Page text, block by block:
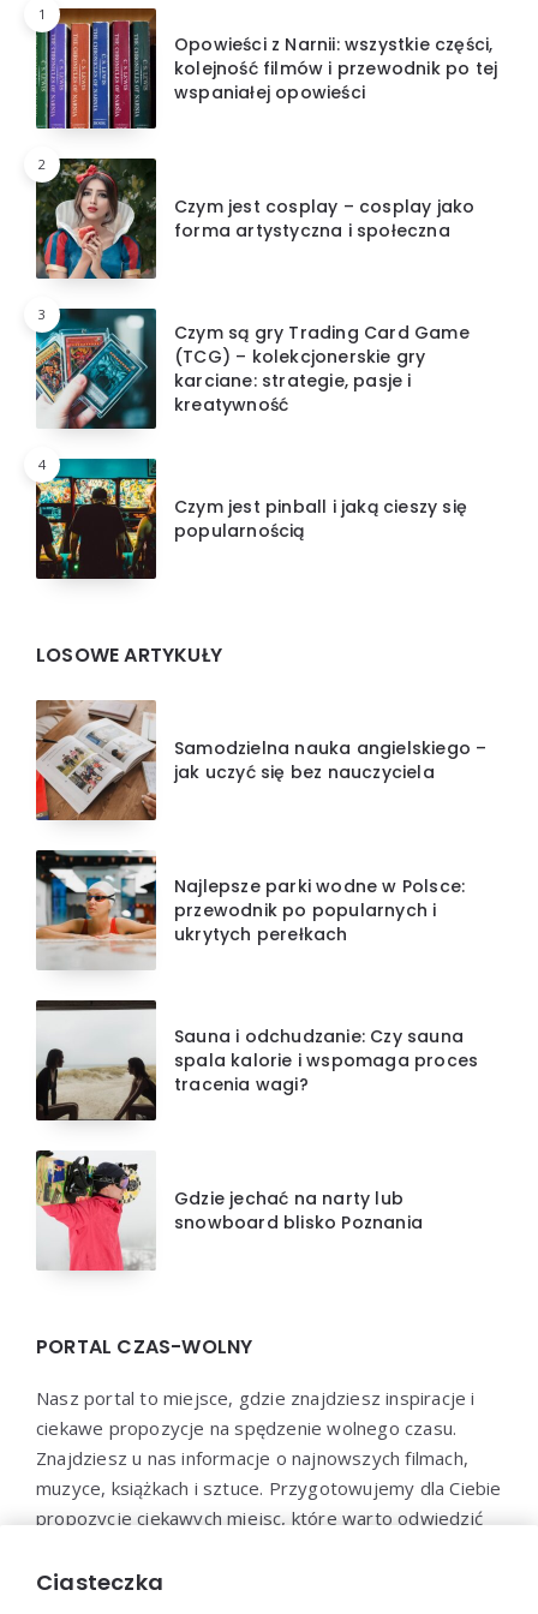
1
Opowieści z Narnii: wszystkie części,
kolejność filmów i przewodnik po tej
wspaniałej opowieści
2
Czym jest cosplay – cosplay jako
forma artystyczna i społeczna
3
Czym są gry Trading Card Game
(TCG) – kolekcjonerskie gry
karciane: strategie, pasje i
kreatywność
4
Czym jest pinball i jaką cieszy się
popularnością
LOSOWE ARTYKUŁY
Samodzielna nauka angielskiego –
jak uczyć się bez nauczyciela
Najlepsze parki wodne w Polsce:
przewodnik po popularnych i
ukrytych perełkach
Sauna i odchudzanie: Czy sauna
spala kalorie i wspomaga proces
tracenia wagi?
Gdzie jechać na narty lub
snowboard blisko Poznania
PORTAL CZAS-WOLNY
Nasz portal to miejsce, gdzie znajdziesz inspiracje i
ciekawe propozycje na spędzenie wolnego czasu.
Znajdziesz u nas informacje o najnowszych filmach,
muzyce, książkach i sztuce. Przygotowujemy dla Ciebie
propozycje ciekawych miejsc, które warto odwiedzić
zrelaksować się. Dołącz do naszej społeczności i
Ciasteczka